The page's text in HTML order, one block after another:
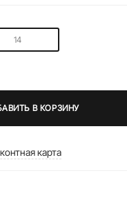
14
В КОРЗИНУ
карта